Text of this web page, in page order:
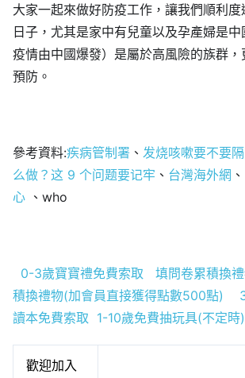
大家一起來做好防疫工作，讓我們順利
日子，尤其是家中有兒童以及孕產婦是
疫情由中國爆發）是屬於高風險的族群
預防。
參考資料:疾病管制署 、 发烧咳嗽要不要
么做？这 9 个问题要记牢 、 台灣海外網 、
心 、who
0-3歲寶寶禮免費索取 填問卷累積換
積換禮物(加會員直接獲得點數500點)
讀本免費索取 1-10歲免費抽玩具(不定時)
歡迎加入